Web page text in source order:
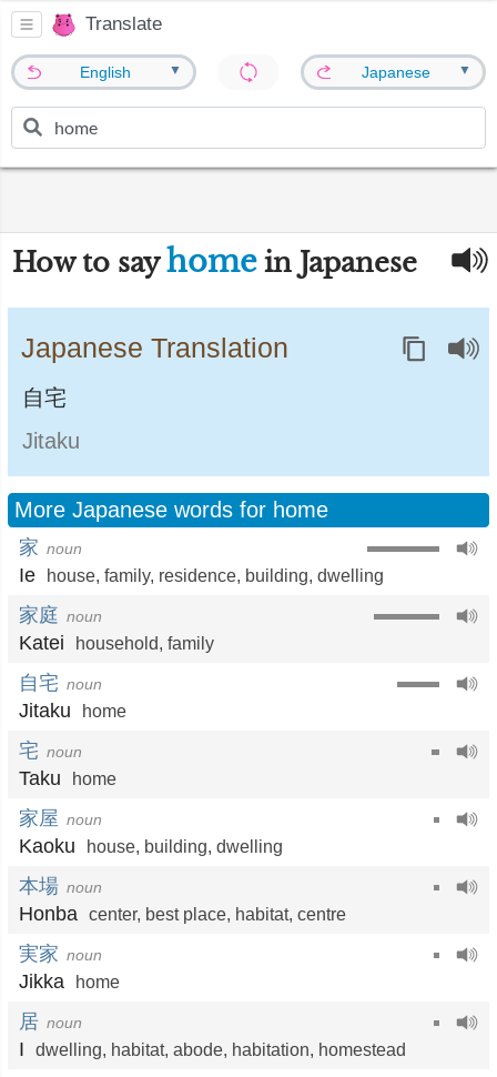
Translate
English ▼ Japanese ▼
How to sayhomein Japanese
Japanese Translation
自宅
Jitaku
More Japanese words for home
家 noun
Ie house, family, residence, building, dwelling
家庭 noun
Katei household, family
自宅 noun
Jitaku home
宅 noun
Taku home
家屋 noun
Kaoku house, building, dwelling
本場 noun
Honba center, best place, habitat, centre
実家 noun
Jikka home
居 noun
I dwelling, habitat, abode, habitation, homestead